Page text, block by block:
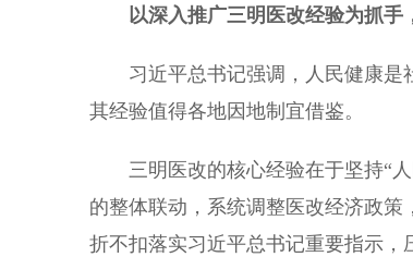
以深入推广三明医改经验为抓手
习近平总书记强调，人民健康是社
其经验值得各地因地制宜借鉴。
三明医改的核心经验在于坚持“人
的整体联动，系统调整医改经济政
折不扣落实习近平总书记重要指示